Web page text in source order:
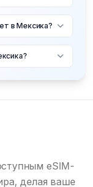
в Мексика?
eSIM-
делая ваше